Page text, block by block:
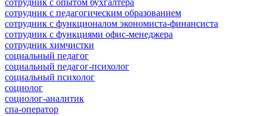
сотрудник с педагогическим образованием
сотрудник с функционалом экономиста-финансиста
сотрудник с функциями офис-менеджера
сотрудник химчистки
социальный педагог
социальный педагог-психолог
социальный психолог
социолог
социолог-аналитик
спа-оператор